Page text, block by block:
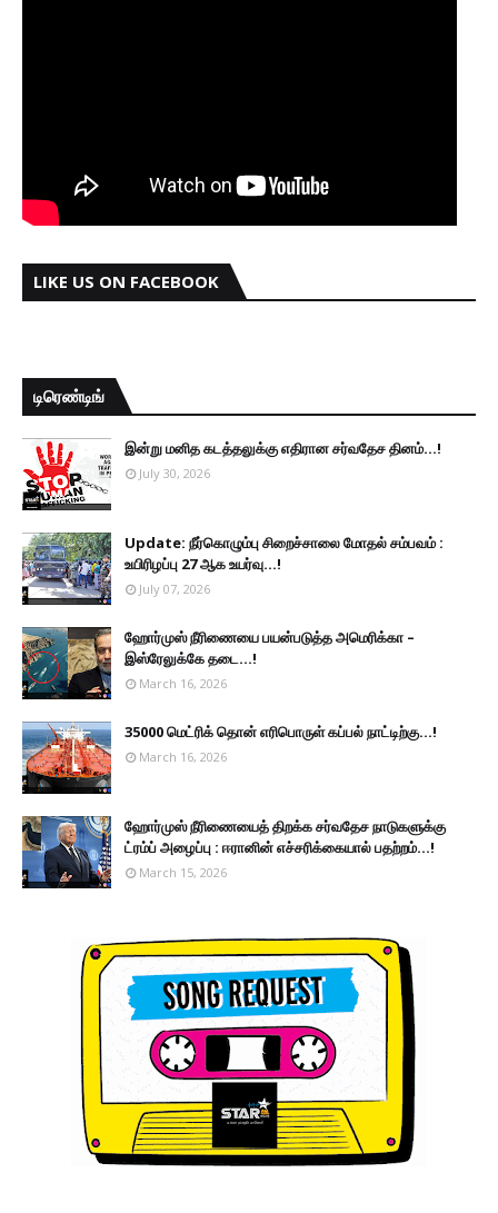
LIKE US ON FACEBOOK
டிரெண்டிங்
இன்று மனித கடத்தலுக்கு எதிரான சர்வதேச தினம்...!
July 30, 2026
Update: நீர்கொழும்பு சிறைச்சாலை மோதல் சம்பவம் :
உயிரிழப்பு 27 ஆக உயர்வு...!
July 07, 2026
ஹோர்முஸ் நீரிணையை பயன்படுத்த அமெரிக்கா –
இஸ்ரேலுக்கே தடை...!
March 16, 2026
35000 மெட்ரிக் தொன் எரிபொருள் கப்பல் நாட்டிற்கு...!
March 16, 2026
ஹோர்முஸ் நீரிணையைத் திறக்க சர்வதேச நாடுகளுக்கு
ட்ரம்ப் அழைப்பு : ஈரானின் எச்சரிக்கையால் பதற்றம்...!
March 15, 2026